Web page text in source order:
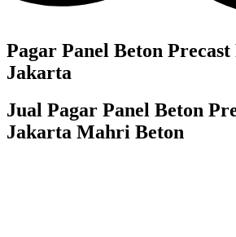
Pagar Panel Beton Precast
Jakarta
Jual Pagar Panel Beton
Jakarta Mahri Beton